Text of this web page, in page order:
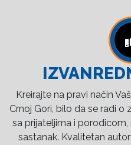
Kreirajte na pravi način
Crnoj Gori, bilo da se radi
sa prijateljima i
sastanak. Kvalitetan